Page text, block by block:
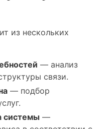
из нескольких
— анализ
связи.
— подбор
системы —